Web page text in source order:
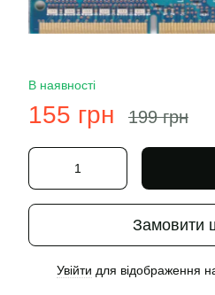
В наявності
155 грн 199 грн
Замовити
Увійти для відображення